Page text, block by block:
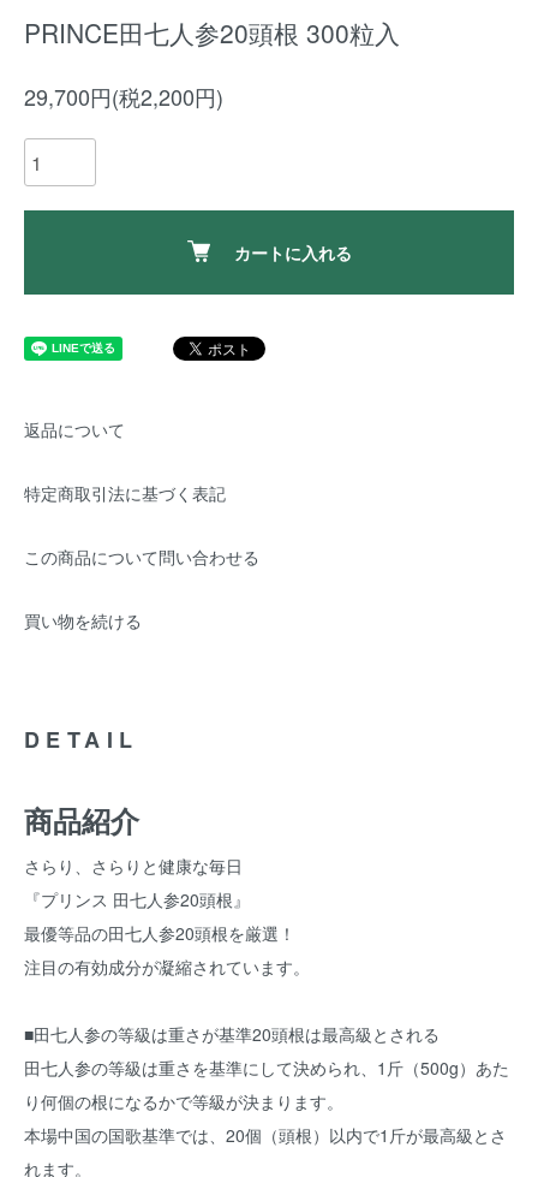
PRINCE田七人参20頭根 300粒入
29,700円(税2,200円)
カートに入れる
返品について
特定商取引法に基づく表記
この商品について問い合わせる
買い物を続ける
DETAIL
商品紹介
さらり、さらりと健康な毎日
『プリンス 田七人参20頭根』
最優等品の田七人参20頭根を厳選！
注目の有効成分が凝縮されています。
■田七人参の等級は重さが基準20頭根は最高級とされる
田七人参の等級は重さを基準にして決められ、1斤（500g）あた
り何個の根になるかで等級が決まります。
本場中国の国歌基準では、20個（頭根）以内で1斤が最高級とさ
れます。